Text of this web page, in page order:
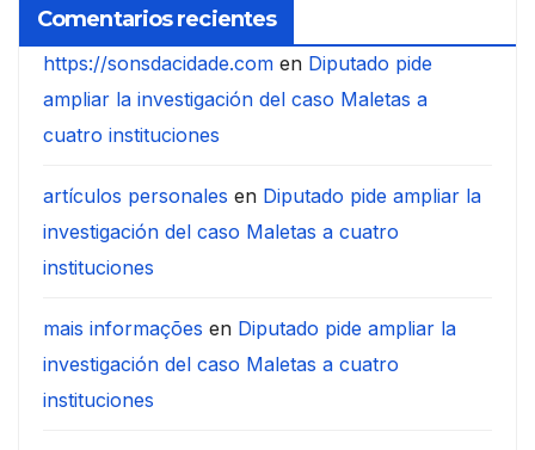
Comentarios recientes
https://sonsdacidade.com en Diputado pide
ampliar la investigación del caso Maletas a
cuatro instituciones
artículos personales en Diputado pide ampliar la
investigación del caso Maletas a cuatro
instituciones
mais informações en Diputado pide ampliar la
investigación del caso Maletas a cuatro
instituciones